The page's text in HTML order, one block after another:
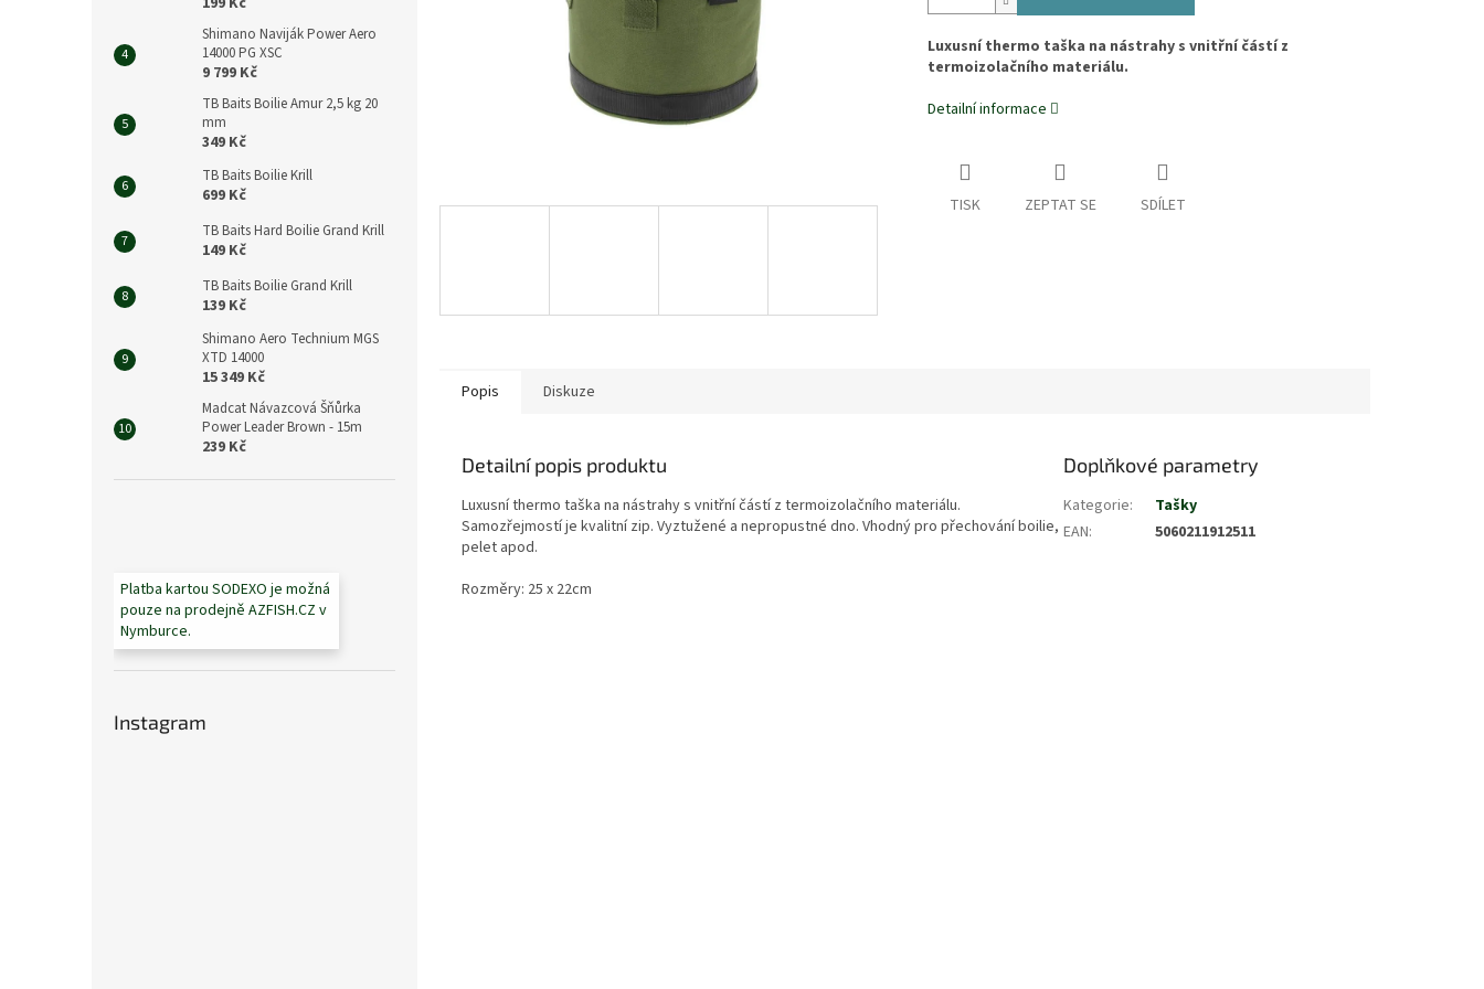
Shimano Naviják Power Aero
14000 PG XSC
9 799 Kč
TB Baits Boilie Amur 2,5 kg 20
mm
349 Kč
TB Baits Boilie Krill
699 Kč
TB Baits Hard Boilie Grand Krill
149 Kč
TB Baits Boilie Grand Krill
139 Kč
Shimano Aero Technium MGS
XTD 14000
15 349 Kč
Madcat Návazcová Šňůrka
Power Leader Brown - 15m
239 Kč
Platba kartou SODEXO je možná
pouze na prodejně AZFISH.CZ v
Nymburce.
Instagram
Luxusní thermo taška na nástrahy s vnitřní částí z
termoizolačního materiálu.
Detailní informace
TISK ZEPTAT SE SDÍLET
Popis Diskuze
Detailní popis produktu
Luxusní thermo taška na nástrahy s vnitřní částí z termoizolačního materiálu.
Samozřejmostí je kvalitní zip. Vyztužené a nepropustné dno. Vhodný pro přechování boilie,
pelet apod.
Rozměry: 25 x 22cm
Doplňkové parametry
Kategorie:
Tašky
EAN: 5060211912511